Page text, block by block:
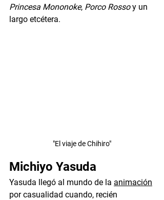
Princesa Mononoke, Porco Rosso y un
largo etcétera.
"El viaje de Chihiro"
Michiyo Yasuda
Yasuda llegó al mundo de la animación
por casualidad cuando, recién